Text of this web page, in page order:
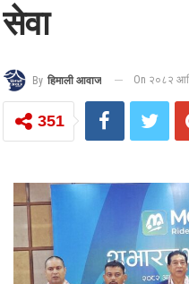
सेवा
By हिमाली आवाज On २०८२
351